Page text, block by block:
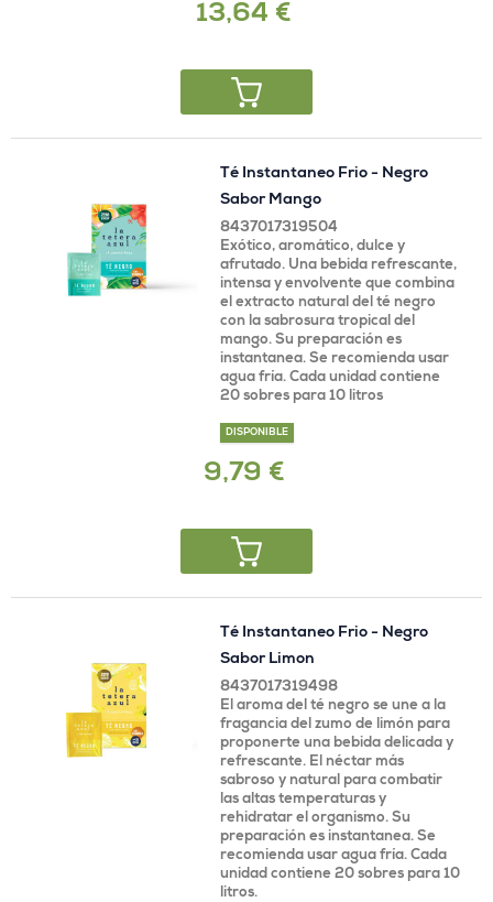
13,64 €
Té Instantaneo Frio - Negro
Sabor Mango
8437017319504
Exótico, aromático, dulce y
afrutado. Una bebida refrescante,
intensa y envolvente que combina
el extracto natural del té negro
con la sabrosura tropical del
mango. Su preparación es
instantanea. Se recomienda usar
agua fría. Cada unidad contiene
20 sobres para 10 litros
DISPONIBLE
9,79 €
Té Instantaneo Frio - Negro
Sabor Limon
8437017319498
El aroma del té negro se une a la
fragancia del zumo de limón para
proponerte una bebida delicada y
refrescante. El néctar más
sabroso y natural para combatir
las altas temperaturas y
rehidratar el organismo. Su
preparación es instantanea. Se
recomienda usar agua fría. Cada
unidad contiene 20 sobres para 10
litros.